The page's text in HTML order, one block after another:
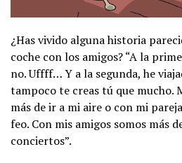
¿Has vivido alguna historia
coche con los amigos? “A la
no. Uffff… Y a la segunda, he
tampoco te creas tú que mucho.
más de ir a mi aire o con mi
feo. Con mis amigos somos más
conciertos”.